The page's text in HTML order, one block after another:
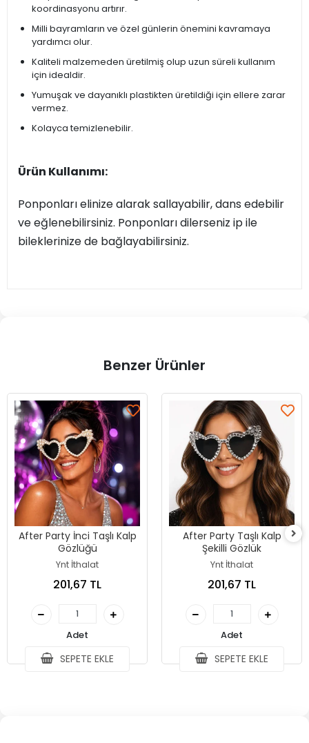
koordinasyonu artırır.
Milli bayramların ve özel günlerin önemini kavramaya
yardımcı olur.
Kaliteli malzemeden üretilmiş olup uzun süreli kullanım
için idealdir.
Yumuşak ve dayanıklı plastikten üretildiği için ellere zarar
vermez.
Kolayca temizlenebilir.
Ürün Kullanımı:
Ponponları elinize alarak sallayabilir, dans edebilir
ve eğlenebilirsiniz. Ponponları dilerseniz ip ile
bileklerinize de bağlayabilirsiniz.
Benzer Ürünler
After Party İnci Taşlı Kalp
Gözlüğü
Ynt İthalat
201,67 TL
Adet
SEPETE EKLE
After Party Taşlı Kalp
Şekilli Gözlük
Ynt İthalat
201,67 TL
Adet
SEPETE EKLE